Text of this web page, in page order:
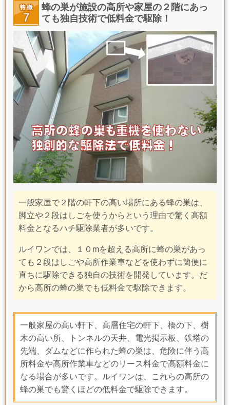
蜂の巣が施設の高所や家屋の２階にあっ
ても独自技術で低料金で駆除！
一般家屋で２階の軒下の高い場所にある蜂の巣は、
脚立や２段はしごを使うからという理由で驚く高額
料金となるハチ駆除業者が多いです。
ルイワンでは、１０mを超える高所に蜂の巣があっ
ても２段はしごや高所作業車などを使わずに簡便に
直ちに駆除できる独自の技術を開発しています。 だ
から高所の蜂の巣でも低料金で駆除できます。
一般家屋の高い軒下、高層住宅の軒下、橋の下、樹
木の高い所、トンネルの天井、電光掲示板、鉄塔の
先端、ダムなどに作られた蜂の巣は、 危険に伴う高
所料金や高所作業車などのリース料金で高額料金に
なる場合が多いです。ルイワンは、これらの高所の
蜂の巣でも驚くほどの低料金で駆除できます。